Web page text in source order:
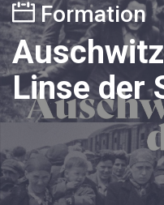
Formation
Linse der